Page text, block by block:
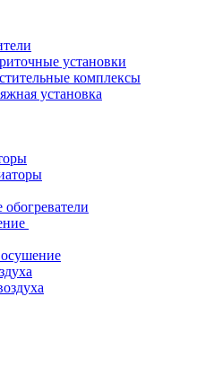
установки
комплексы
установка